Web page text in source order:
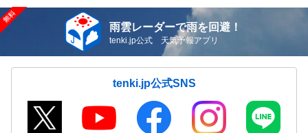
雨雲レーダーで雨を回避！
tenki.jp公式 天気予報アプリ
tenki.jp公式SNS